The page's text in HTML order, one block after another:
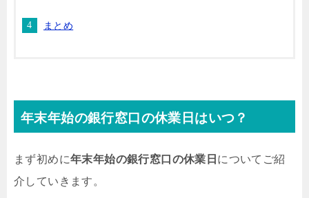
まとめ
年末年始の銀行窓口の休業日はいつ？
まず初めに年末年始の銀行窓口の休業日 についてご紹
介していきます。